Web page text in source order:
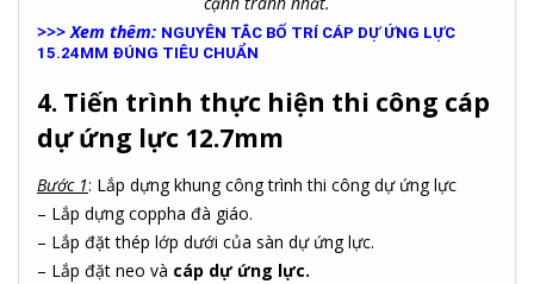
>>> Xem thêm: NGUYÊN TẮC BỐ TRÍ CÁP DỰ ỨNG LỰC
15.24MM ĐÚNG TIÊU CHUẨN
4. Tiến trình thực hiện thi công cáp
dự ứng lực 12.7mm
Bước 1: Lắp dựng khung công trình thi công dự ứng lực
– Lắp dựng coppha đà giáo.
– Lắp đặt thép lớp dưới của sàn dự ứng lực.
– Lắp đặt neo và cáp dự ứng lực.